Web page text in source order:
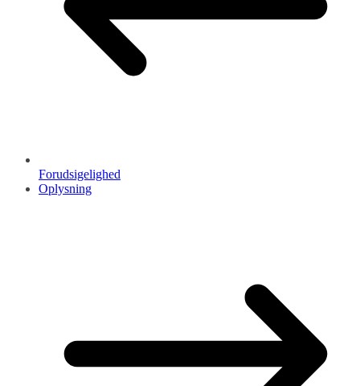
Forudsigelighed
Oplysning